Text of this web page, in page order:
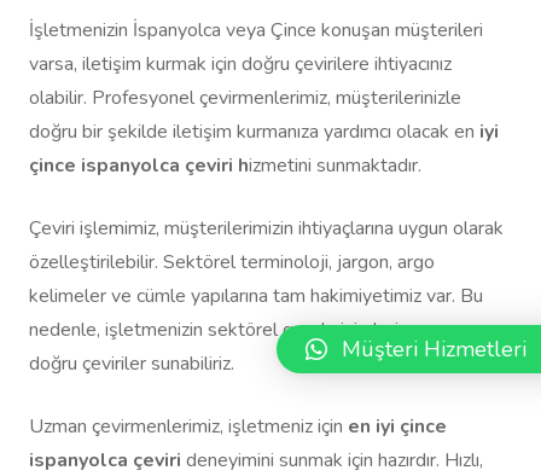
İşletmenizin İspanyolca veya Çince konuşan müşterileri
varsa, iletişim kurmak için doğru çevirilere ihtiyacınız
olabilir. Profesyonel çevirmenlerimiz, müşterilerinizle
doğru bir şekilde iletişim kurmanıza yardımcı olacak en iyi
çince ispanyolca çeviri hizmetini sunmaktadır.
Çeviri işlemimiz, müşterilerimizin ihtiyaçlarına uygun olarak
özelleştirilebilir. Sektörel terminoloji, jargon, argo
kelimeler ve cümle yapılarına tam hakimiyetimiz var. Bu
nedenle, işletmenizin sektörel gereksinimlerine uygun
doğru çeviriler sunabiliriz.
Uzman çevirmenlerimiz, işletmeniz için en iyi çince
ispanyolca çeviri deneyimini sunmak için hazırdır. Hızlı,
Müşteri Hizmetleri